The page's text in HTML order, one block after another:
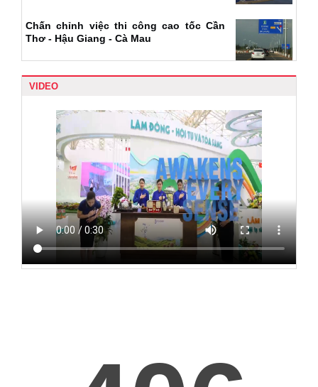
Chấn chỉnh việc thi công cao tốc Cần
Thơ - Hậu Giang - Cà Mau
VIDEO